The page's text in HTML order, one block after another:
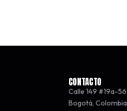
CONTACTO
Calle 149 #19a-56
Bogotá Colombia